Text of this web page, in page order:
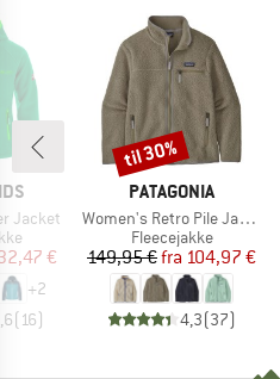
Jacket
pris
€
+2
(16)
MÆRKE
PATAGONIA
Artikel
Women's Retro Pile Jacket
Produktgruppe
Fleecejakke
Pris
149,95 € Nedsat pris
fra 104,97 €
4,3(37)
Rabat
til 30%